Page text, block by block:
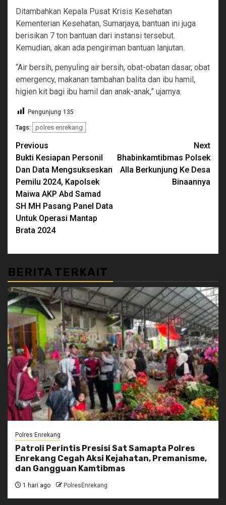
Ditambahkan Kepala Pusat Krisis Kesehatan
Kementerian Kesehatan, Sumarjaya, bantuan ini juga
berisikan 7 ton bantuan dari instansi tersebut.
Kemudian, akan ada pengiriman bantuan lanjutan.
“Air bersih, penyuling air bersih, obat-obatan dasar, obat
emergency, makanan tambahan balita dan ibu hamil,
higien kit bagi ibu hamil dan anak-anak,” ujarnya.
Pengunjung 135
Tags: polres enrekang
Continue
Reading
Previous
Bukti Kesiapan Personil
Dan Data Mengsukseskan
Pemilu 2024, Kapolsek
Maiwa AKP Abd Samad
SH MH Pasang Panel Data
Untuk Operasi Mantap
Brata 2024
Next
Bhabinkamtibmas Polsek
Alla Berkunjung Ke Desa
Binaannya
BERITA TERKAIT
Polres Enrekang
Patroli Perintis Presisi Sat Samapta Polres
Enrekang Cegah Aksi Kejahatan, Premanisme,
dan Gangguan Kamtibmas
1 hari ago PolresEnrekang